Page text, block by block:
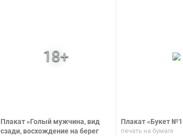
Плакат «Голый мужчина, вид
сзади, восхождение на берег
Плакат «Букет
печать на бумаге